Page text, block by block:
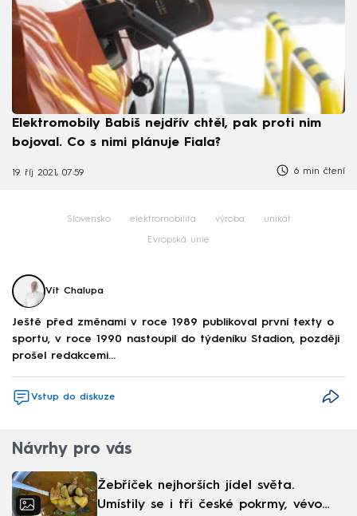
Elektromobily Babiš nejdřív chtěl, pak proti nim
bojoval. Co s nimi plánuje Fiala?
19. říj 2021, 07:59 6 min čtení
Slovensko elektromobilita výroba unikát
Evropská unie
Vít Chalupa
Ještě před změnami v roce 1989 publikoval první texty o
sportu, v roce 1990 nastoupil do týdeníku Stadion, později
prošel redakcemi...
Vstup do diskuze
Návrhy pro vás
Žebříček nejhorších jídel světa.
Umístily se i tři české pokrmy, vévodí